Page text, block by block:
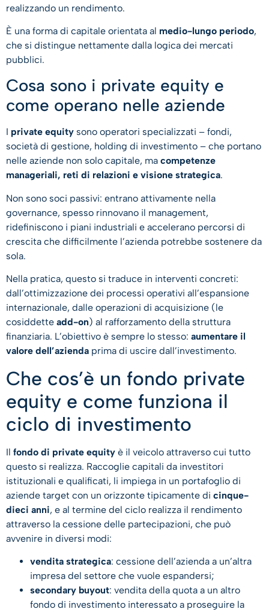
realizzando un rendimento.
È una forma di capitale orientata al medio-lungo periodo,
che si distingue nettamente dalla logica dei mercati
pubblici.
Cosa sono i private equity e
come operano nelle aziende
I private equity sono operatori specializzati – fondi,
società di gestione, holding di investimento – che portano
nelle aziende non solo capitale, ma competenze
manageriali, reti di relazioni e visione strategica.
Non sono soci passivi: entrano attivamente nella
governance, spesso rinnovano il management,
ridefiniscono i piani industriali e accelerano percorsi di
crescita che difficilmente l’azienda potrebbe sostenere da
sola.
Nella pratica, questo si traduce in interventi concreti:
dall’ottimizzazione dei processi operativi all’espansione
internazionale, dalle operazioni di acquisizione (le
cosiddette add-on) al rafforzamento della struttura
finanziaria. L’obiettivo è sempre lo stesso: aumentare il
valore dell’azienda prima di uscire dall’investimento.
Che cos’è un fondo private
equity e come funziona il
ciclo di investimento
Il fondo di private equity è il veicolo attraverso cui tutto
questo si realizza. Raccoglie capitali da investitori
istituzionali e qualificati, li impiega in un portafoglio di
aziende target con un orizzonte tipicamente di cinque-
dieci anni, e al termine del ciclo realizza il rendimento
attraverso la cessione delle partecipazioni, che può
avvenire in diversi modi:
vendita strategica: cessione dell’azienda a un’altra
impresa del settore che vuole espandersi;
secondary buyout: vendita della quota a un altro
fondo di investimento interessato a proseguire la